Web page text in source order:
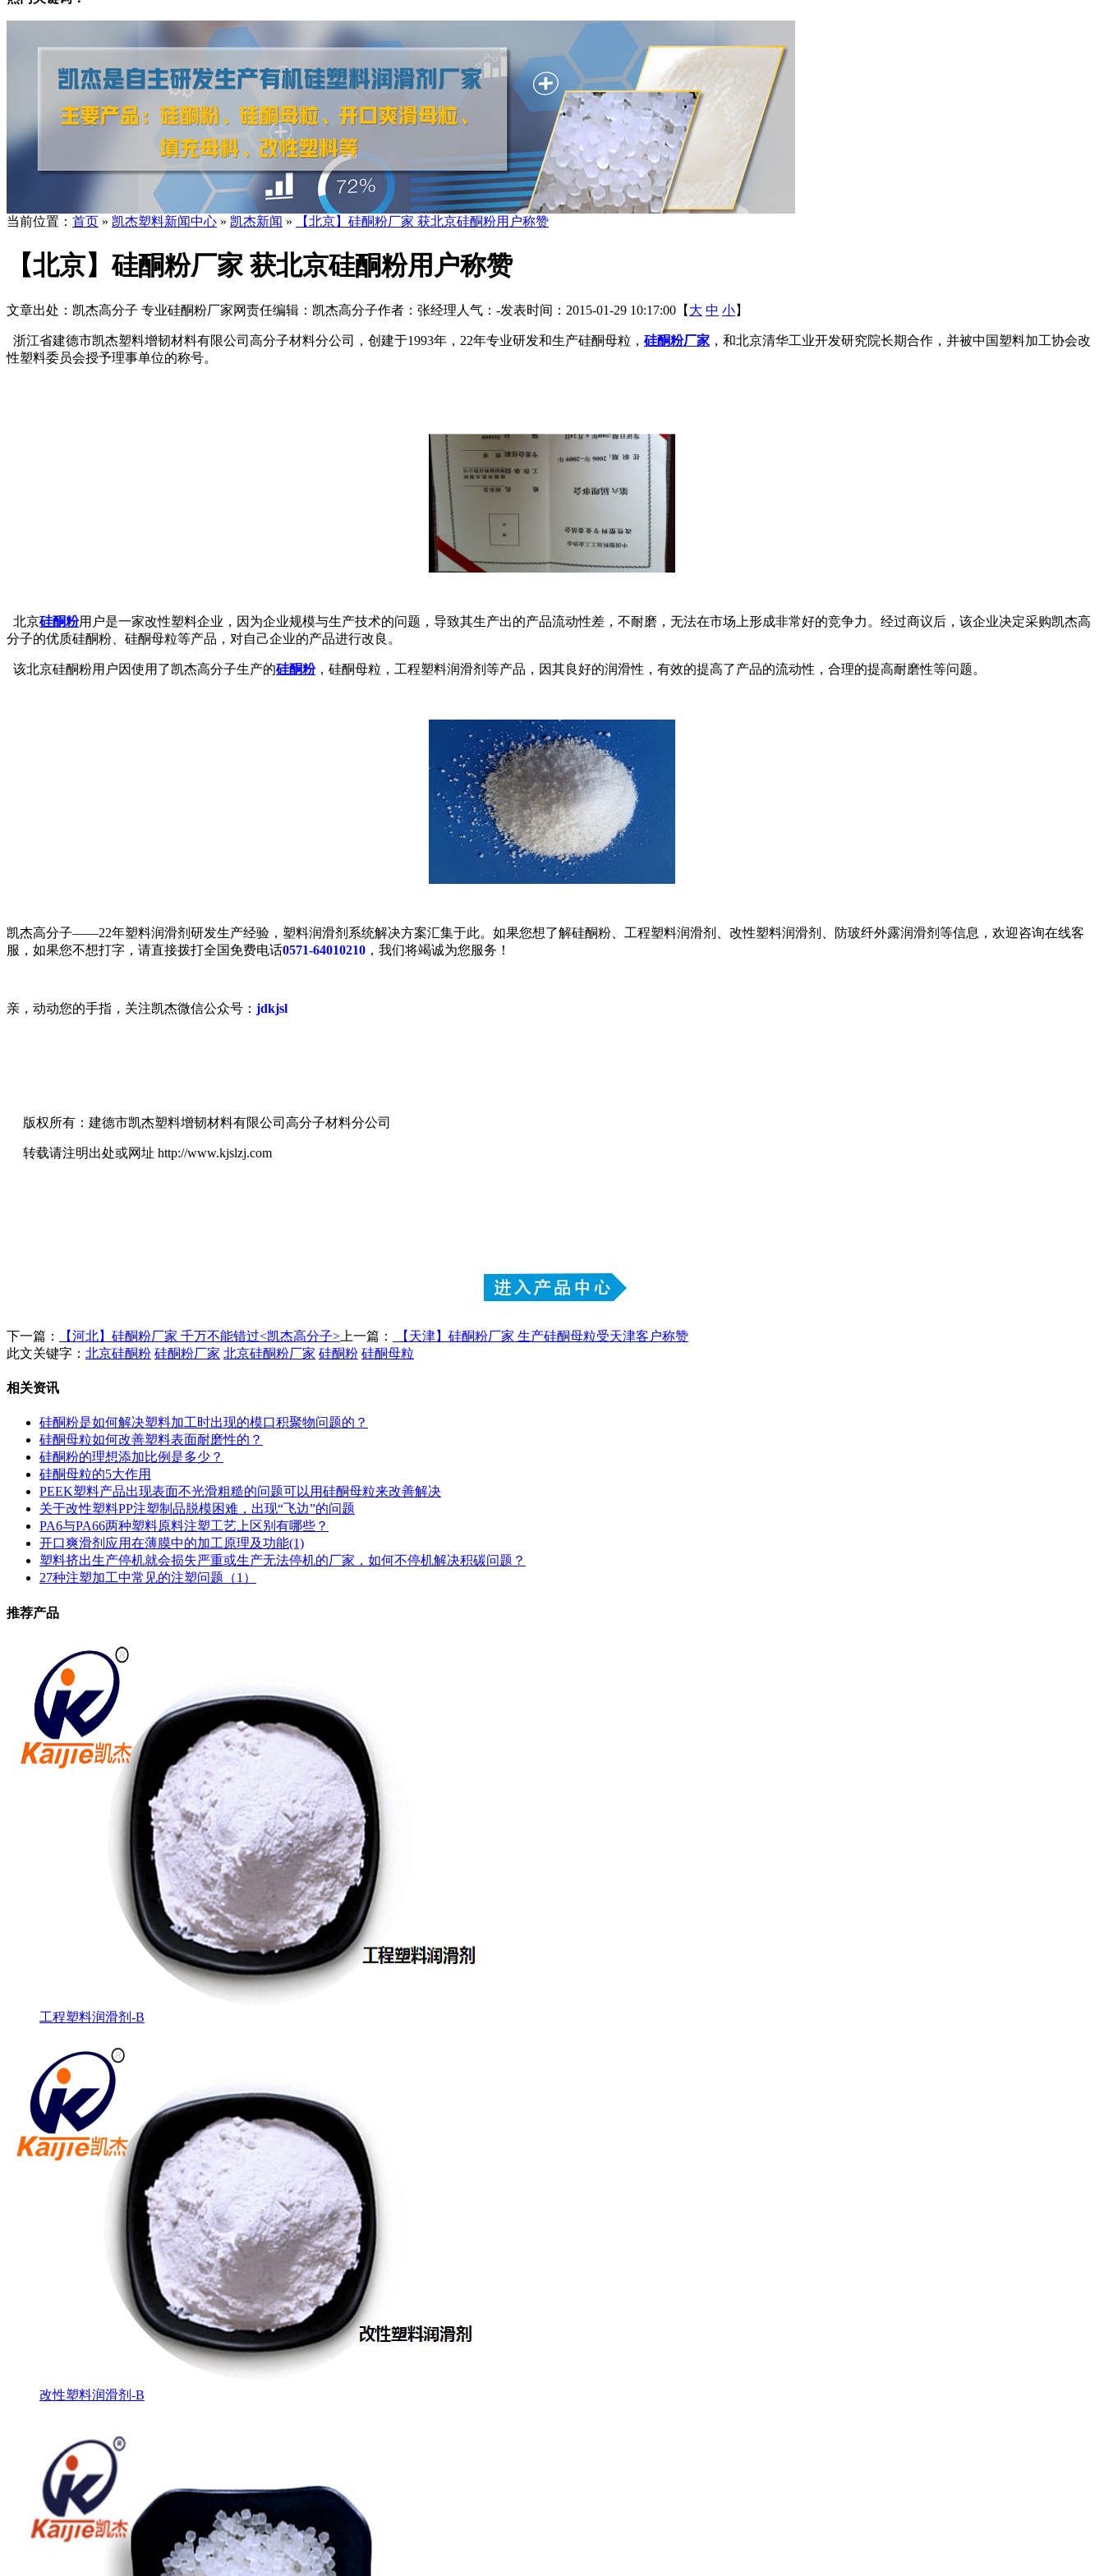
当前位置： 首页 » 凯杰塑料新闻中心 » 凯杰新闻 » 【北京】硅酮粉厂家 获北京硅酮粉用户称赞
【北京】硅酮粉厂家 获北京硅酮粉用户称赞
文章出处：凯杰高分子 专业硅酮粉厂家网责任编辑：凯杰高分子作者：张经理 人气： -发表时间：2015-01-29 10:17:00【 大 中 小】
浙江省建德市凯杰塑料增韧材料有限公司高分子材料分公司，创建于1993年，22年专业研发和生产硅酮母粒， 硅酮粉厂家 ，和北京清华工业开发研究院长期合作，并被中国塑料加工协会改
性塑料委员会授予理事单位的称号。
北京硅酮粉用户是一家改性塑料企业，因为企业规模与生产技术的问题，导致其生产出的产品流动性差，不耐磨，无法在市场上形成非常好的竞争力。经过商议后，该企业决定采购凯杰高
分子的优质硅酮粉、硅酮母粒等产品，对自己企业的产品进行改良。
该北京硅酮粉用户因使用了凯杰高分子生产的硅酮粉，硅酮母粒，工程塑料润滑剂等产品，因其良好的润滑性，有效的提高了产品的流动性，合理的提高耐磨性等问题。
凯杰高分子——22年塑料润滑剂研发生产经验，塑料润滑剂系统解决方案汇集于此。如果您想了解硅酮粉、工程塑料润滑剂、改性塑料润滑剂、防玻纤外露润滑剂等信息，欢迎咨询在线客
服，如果您不想打字，请直接拨打全国免费电话0571-64010210 ，我们将竭诚为您服务！
亲，动动您的手指，关注凯杰微信公众号： jdkjsl
版权所有：建德市凯杰塑料增韧材料有限公司高分子材料分公司
转载请注明出处或网址 http://www.kjslzj.com
下一篇： 【河北】硅酮粉厂家 千万不能错过<凯杰高分子> 上一篇：
【天津】硅酮粉厂家 生产硅酮母粒受天津客户称赞
此文关键字： 北京硅酮粉 硅酮粉厂家 北京硅酮粉厂家 硅酮粉 硅酮母粒
相关资讯
硅酮粉是如何解决塑料加工时出现的模口积聚物问题的？
硅酮母粒如何改善塑料表面耐磨性的？
硅酮粉的理想添加比例是多少？
硅酮母粒的5大作用
PEEK塑料产品出现表面不光滑粗糙的问题可以用硅酮母粒来改善解决
关于改性塑料PP注塑制品脱模困难，出现“飞边”的问题
PA6与PA66两种塑料原料注塑工艺上区别有哪些？
开口爽滑剂应用在薄膜中的加工原理及功能(1)
塑料挤出生产停机就会损失严重或生产无法停机的厂家，如何不停机解决积碳问题？
27种注塑加工中常见的注塑问题（1）
推荐产品
工程塑料润滑剂-B
改性塑料润滑剂-B